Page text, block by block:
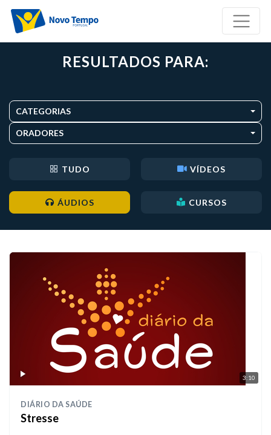
RESULTADOS PARA:
CATEGORIAS
ORADORES
TUDO VÍDEOS
ÁUDIOS CURSOS
3:10
DIÁRIO DA SAÚDE
Stresse